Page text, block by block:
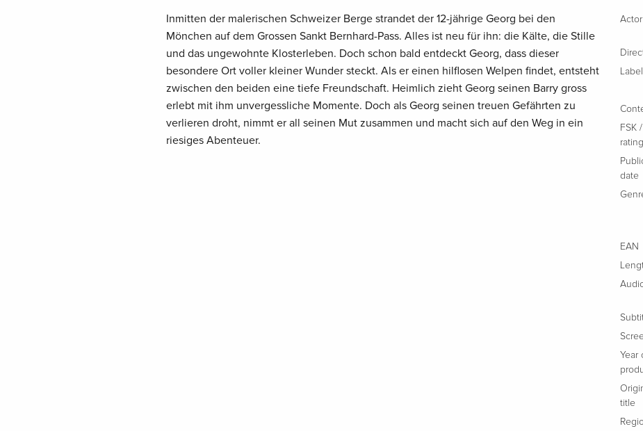
Inmitten der malerischen Schweizer Berge strandet der 12-jährige Georg bei den
Mönchen auf dem Grossen Sankt Bernhard-Pass. Alles ist neu für ihn: die Kälte, die Stille
und das ungewohnte Klosterleben. Doch schon bald entdeckt Georg, dass dieser
besondere Ort voller kleiner Wunder steckt. Als er einen hilflosen Welpen findet, entsteht
zwischen den beiden eine tiefe Freundschaft. Heimlich zieht Georg seinen Barry gross
erlebt mit ihm unvergessliche Momente. Doch als Georg seinen treuen Gefährten zu
verlieren droht, nimmt er all seinen Mut zusammen und macht sich auf den Weg in ein
riesiges Abenteuer.
Actor
Label
FSK
rating
date
EAN
Year
title